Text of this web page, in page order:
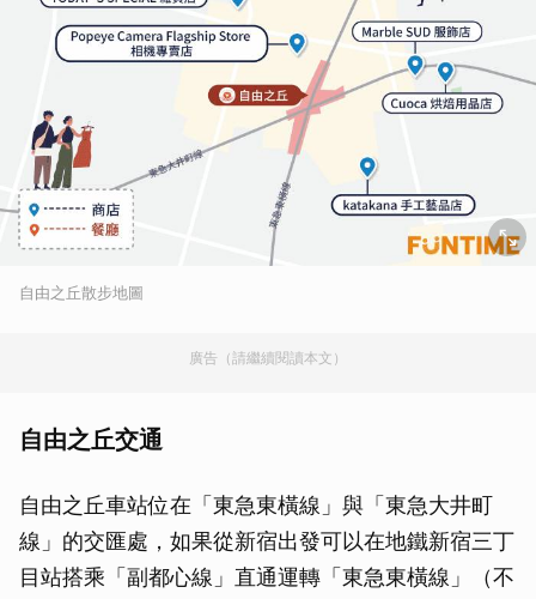
自由之丘散步地圖
廣告（請繼續閱讀本文）
自由之丘交通
自由之丘車站位在「東急東橫線」與「東急大井町
線」的交匯處，如果從新宿出發可以在地鐵新宿三丁
目站搭乘「副都心線」直通運轉「東急東橫線」（不